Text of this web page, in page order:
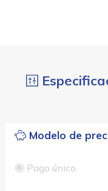
Modelo de
Pago único